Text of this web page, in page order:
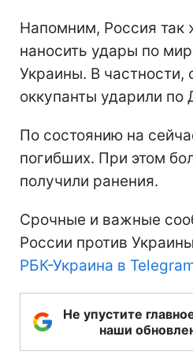
Напомним, Россия так
наносить удары по
Украины. В частности,
оккупанты ударили
По состоянию на
погибших. При этом
получили ранения.
Срочные и важные
России против
РБК-Украина в
Не упустите
наши